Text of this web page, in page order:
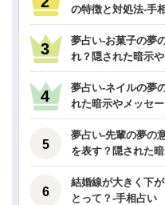
の特徴と対処法-手
夢占い-お菓子の夢
れ？隠された暗示
夢占い-ネイルの夢
れた暗示やメッセ
夢占い-先輩の夢の
を表す？隠された
結婚線が大きく下
とって？-手相占い